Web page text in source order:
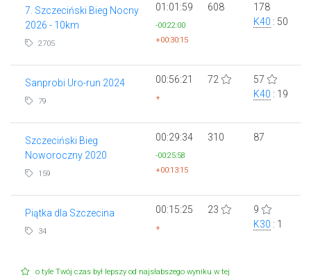
7. Szczeciński Bieg Nocny
2026 - 10km
2705
01:01:59
-00:22:00
+00:30:15
608
178
K40 : 50
Sanprobi Uro-run 2024
79
00:56:21
+
72
57
K40 : 19
Szczeciński Bieg
Noworoczny 2020
159
00:29:34
-00:25:58
+00:13:15
310 87
Piątka dla Szczecina
34
00:15:25
+
23
9
K30 : 1
o tyle Twój czas był lepszy od najsłabszego wyniku w tej